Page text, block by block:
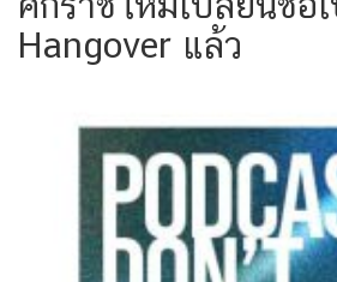
Hangover แล้ว